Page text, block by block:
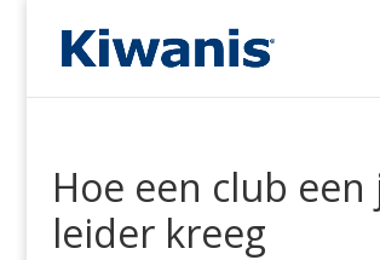
Hoe een club een
leider kreeg